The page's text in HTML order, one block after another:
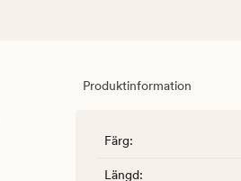
Produktinformation
Färg:
Längd: